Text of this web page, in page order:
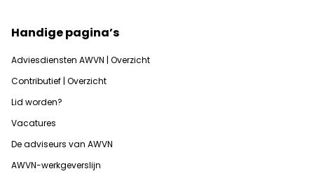
Handige pagina’s
Adviesdiensten AWVN | Overzicht
Contributief | Overzicht
Lid worden?
Vacatures
De adviseurs van AWVN
AWVN-werkgeverslijn